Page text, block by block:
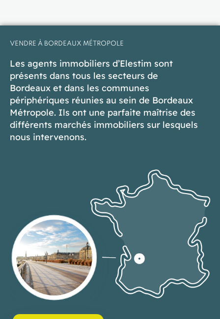
VENDRE À BORDEAUX MÉTROPOLE
Les agents immobiliers d’Elestim sont
présents dans tous les secteurs de
Bordeaux et dans les communes
périphériques réunies au sein de Bordeaux
Métropole. Ils ont une parfaite maîtrise des
différents marchés immobiliers sur lesquels
nous intervenons.